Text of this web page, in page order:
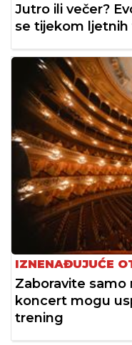
Jutro ili večer?
se tijekom ljetnih
IZNENAĐUJUĆE
Zaboravite samo
koncert mogu
trening